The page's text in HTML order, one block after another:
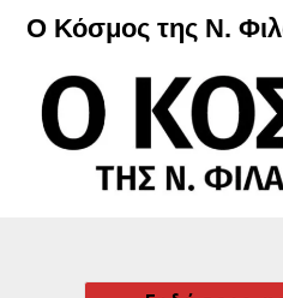
Μετάβαση
περιεχόμενο
Ο Κόσμος της Ν.